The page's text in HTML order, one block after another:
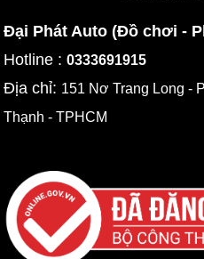
Đại Phát Auto (Đồ chơi -
Hotline :0333691915
Địa chỉ: 151 Nơ Trang Long -
Thạnh - TPHCM